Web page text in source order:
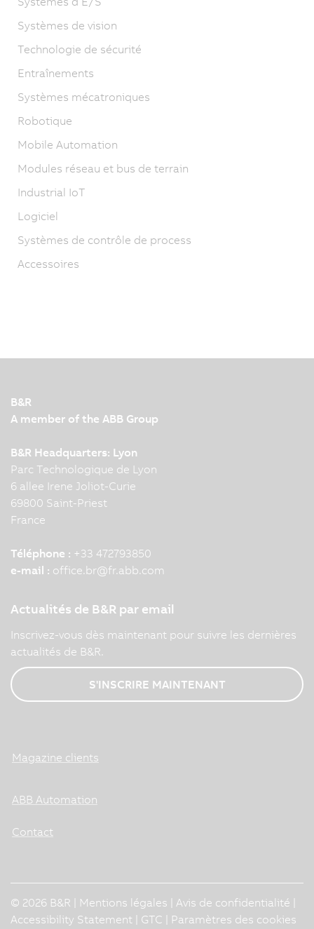
Systèmes de vision
Technologie de sécurité
Entraînements
Systèmes mécatroniques
Robotique
Mobile Automation
Modules réseau et bus de terrain
Industrial IoT
Logiciel
Systèmes de contrôle de process
Accessoires
B&R
A member of the ABB Group
B&R Headquarters: Lyon
Parc Technologique de Lyon
6 allee Irene Joliot-Curie
69800 Saint-Priest
France
Téléphone : +33 472793850
e-mail : office.br@fr.abb.com
Actualités de B&R par email
Inscrivez-vous dès maintenant pour suivre les dernières
actualités de B&R.
S'INSCRIRE MAINTENANT
Magazine clients
ABB Automation
Contact
© 2026 B&R | Mentions légales Avis de confidentialité
Accessibility Statement
GTC Paramètres des cookies